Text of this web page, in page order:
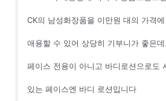
CK의 남성화장품을 이만원 대의 가격에
애용할 수 있어 상당히 기부니가 좋은데
페이스 전용이 아니고 바디로션으로도
있는 페이스엔 바디 로션입니다